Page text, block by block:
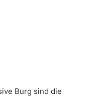
Burg sind die